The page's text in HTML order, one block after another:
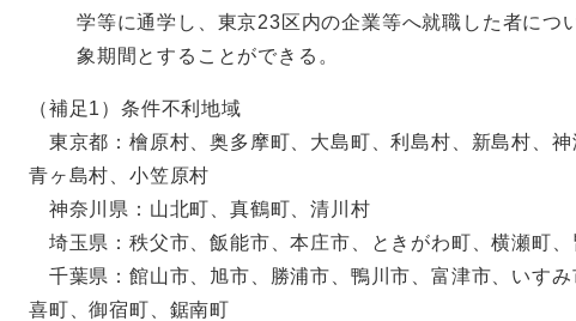
学等に通学し、東京23区内の企業等へ就職した者につ
象期間とすることができる。
（補足1）条件不利地域
東京都：檜原村、奥多摩町、大島町、利島村、新島村、神
青ヶ島村、小笠原村
神奈川県：山北町、真鶴町、清川村
埼玉県：秩父市、飯能市、本庄市、ときがわ町、横瀬町
千葉県：館山市、旭市、勝浦市、鴨川市、富津市、いす
喜町、御宿町、鋸南町